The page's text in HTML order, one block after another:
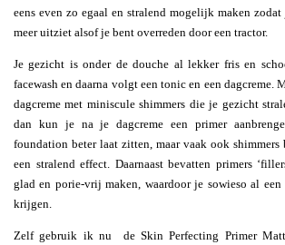
eens even zo egaal en stralend mogelijk maken
meer uitziet alsof je bent overreden door een tractor.
Je gezicht is onder de douche al lekker fris en
facewash en daarna volgt een tonic en een dagcreme.
dagcreme met miniscule shimmers die je gezicht
dan kun je na je dagcreme een primer
foundation beter laat zitten, maar vaak ook
een stralend effect. Daarnaast bevatten primers
glad en porie-vrij maken, waardoor je sowieso al
krijgen.
Zelf gebruik ik nu de Skin Perfecting Primer